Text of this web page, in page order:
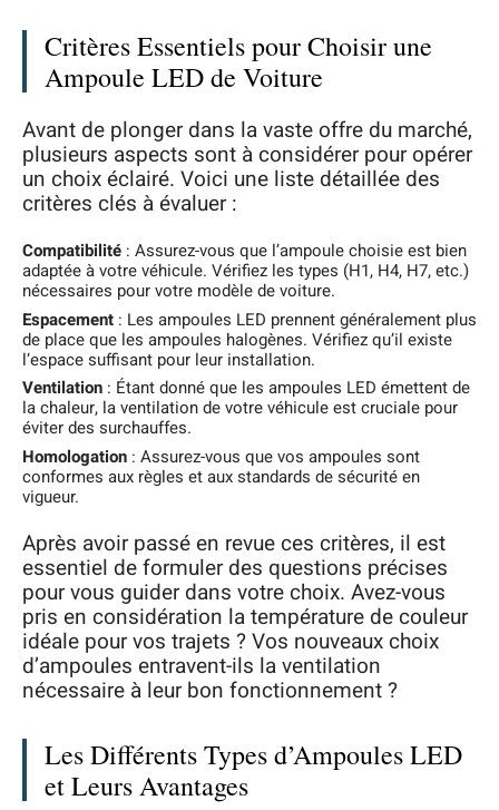
Critères Essentiels pour Choisir une
Ampoule LED de Voiture
Avant de plonger dans la vaste offre du marché,
plusieurs aspects sont à considérer pour opérer
un choix éclairé. Voici une liste détaillée des
critères clés à évaluer :
Compatibilité : Assurez-vous que l’ampoule choisie est bien
adaptée à votre véhicule. Vérifiez les types (H1, H4, H7, etc.)
nécessaires pour votre modèle de voiture.
Espacement : Les ampoules LED prennent généralement plus
de place que les ampoules halogènes. Vérifiez qu’il existe
l’espace suffisant pour leur installation.
Ventilation : Étant donné que les ampoules LED émettent de
la chaleur, la ventilation de votre véhicule est cruciale pour
éviter des surchauffes.
Homologation : Assurez-vous que vos ampoules sont
conformes aux règles et aux standards de sécurité en
vigueur.
Après avoir passé en revue ces critères, il est
essentiel de formuler des questions précises
pour vous guider dans votre choix. Avez-vous
pris en considération la température de couleur
idéale pour vos trajets ? Vos nouveaux choix
d’ampoules entravent-ils la ventilation
nécessaire à leur bon fonctionnement ?
Les Différents Types d’Ampoules LED
et Leurs Avantages